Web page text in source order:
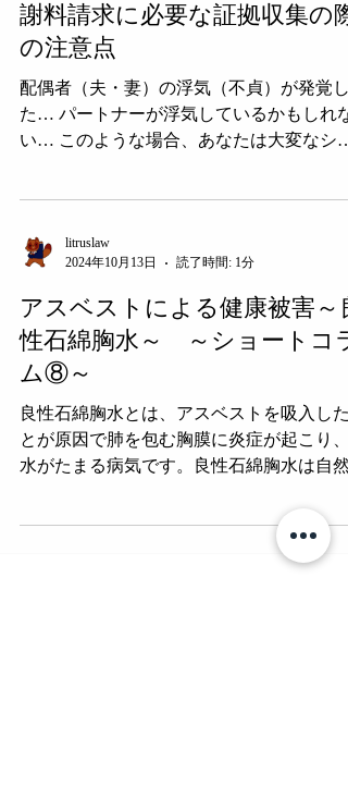
謝料請求に必要な証拠収集の際
の注意点
配偶者（夫・妻）の浮気（不貞）が発覚し
た… パートナーが浮気しているかもしれな
い… このような場合、あなたは大変なショ
litruslaw
2024年10月13日
読了時間: 1分
アスベストによる健康被害～
性石綿胸水～ ～ショートコラ
ム⑧～
良性石綿胸水とは、アスベストを吸入した
とが原因で肺を包む胸膜に炎症が起こり、
水がたまる病気です。良性石綿胸水は自然
自然に治癒するケースが多いですが、何度
胸水が繰り返し発生する場合もありま...